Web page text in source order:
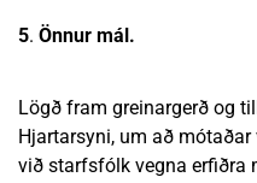
5. Önnur mál.
Lögð fram greinargerð og
Hjartarsyni, um að
við starfsfólk vegna erfiðra